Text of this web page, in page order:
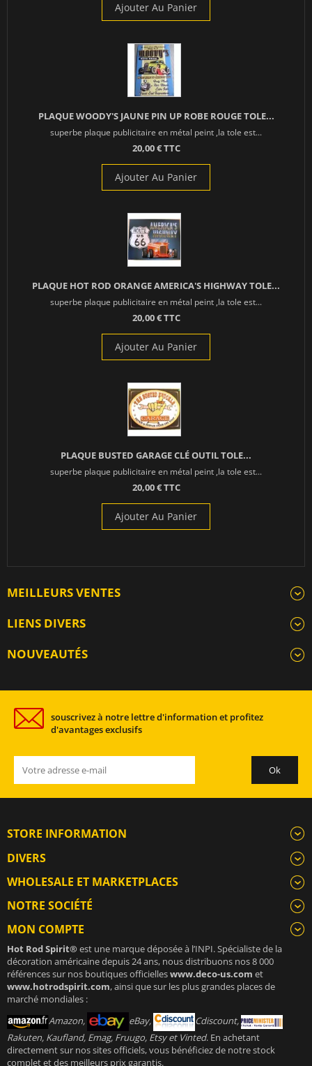
Ajouter Au Panier
PLAQUE WOODY'S JAUNE PIN UP ROBE ROUGE TOLE...
superbe plaque publicitaire en métal peint ,la tole est...
20,00 € TTC
Ajouter Au Panier
PLAQUE HOT ROD ORANGE AMERICA'S HIGHWAY TOLE...
superbe plaque publicitaire en métal peint ,la tole est...
20,00 € TTC
Ajouter Au Panier
PLAQUE BUSTED GARAGE CLÉ OUTIL TOLE...
superbe plaque publicitaire en métal peint ,la tole est...
20,00 € TTC
Ajouter Au Panier
MEILLEURS VENTES
LIENS DIVERS
NOUVEAUTÉS
souscrivez à notre lettre d'information et profitez
d'avantages exclusifs
STORE INFORMATION
DIVERS
WHOLESALE ET MARKETPLACES
NOTRE SOCIÉTÉ
MON COMPTE
Hot Rod Spirit®est une marque déposée à l’INPI. Spécialiste de la
décoration américaine depuis 24 ans, nous distribuons nos 8 000
références sur nos boutiques officielleswww.deco-us.com et
www.hotrodspirit.com, ainsi que sur les plus grandes places de
marché mondiales :
Amazon,
eBay,
Cdiscount,
Rakuten, Kaufland, Emag, Fruugo, Etsy et Vinted. En achetant
directement sur nos sites officiels, vous bénéficiez de notre stock
complet et des meilleurs prix garantis.